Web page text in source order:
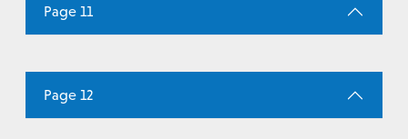
Page 11
Page 12